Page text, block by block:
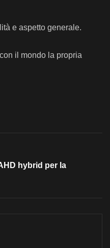
e aspetto generale.
il mondo la propria
hybrid per la